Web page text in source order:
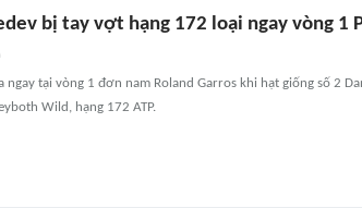
bị tay vợt hạng 172 loại ngay vòng 1
ngay tại vòng 1 đơn nam Roland Garros khi hạt giống số 2
Wild, hạng 172 ATP.